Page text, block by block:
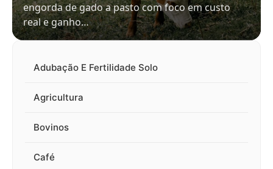
engorda de gado a pasto com foco em custo
real e ganho…
Adubação E Fertilidade Solo
Agricultura
Bovinos
Café